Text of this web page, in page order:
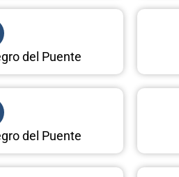
del Puente
del Puente